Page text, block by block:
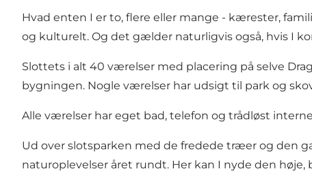
Hvad enten I er to, flere eller mange - kærester,
og kulturelt. Og det gælder naturligvis også, hvis I
Slottets i alt 40 værelser med placering på selve
bygningen. Nogle værelser har udsigt til park og
Alle værelser har eget bad, telefon og trådløst
Ud over slotsparken med de fredede træer og den
naturoplevelser året rundt. Her kan I nyde den